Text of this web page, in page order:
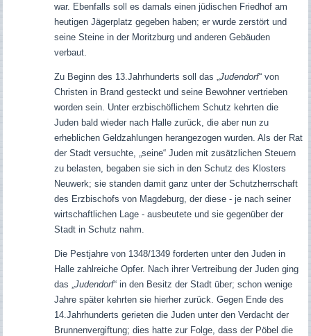
war. Ebenfalls soll es damals einen jüdischen Friedhof am
heutigen Jägerplatz gegeben haben; er wurde zerstört und
seine Steine in der Moritzburg und anderen Gebäuden
verbaut.
Zu Beginn des 13.Jahrhunderts soll das „ Judendorf“ von
Christen in Brand gesteckt und seine Bewohner vertrieben
worden sein. Unter erzbischöflichem Schutz kehrten die
Juden bald wieder nach Halle zurück, die aber nun zu
erheblichen Geldzahlungen herangezogen wurden. Als der Rat
der Stadt versuchte, „seine“ Juden mit zusätzlichen Steuern
zu belasten, begaben sie sich in den Schutz des Klosters
Neuwerk; sie standen damit ganz unter der Schutzherrschaft
des Erzbischofs von Magdeburg, der diese - je nach seiner
wirtschaftlichen Lage - ausbeutete und sie gegenüber der
Stadt in Schutz nahm.
Die Pestjahre von 1348/1349 forderten unter den Juden in
Halle zahlreiche Opfer. Nach ihrer Vertreibung der Juden ging
das „ Judendorf“ in den Besitz der Stadt über; schon wenige
Jahre später kehrten sie hierher zurück. Gegen Ende des
14.Jahrhunderts gerieten die Juden unter den Verdacht der
Brunnenvergiftung; dies hatte zur Folge, dass der Pöbel die